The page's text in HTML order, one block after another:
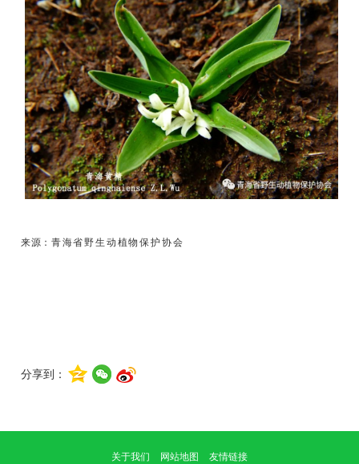
来源： 青海省野生动植物保护协会
分享到：
关于我们 网站地图 友情链接